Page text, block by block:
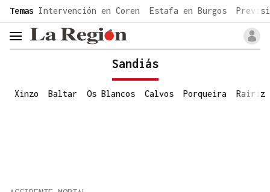
common.go-to-content
Temas Intervención en Coren Estafa en Burgos
header.menu.open
Sandiás
Xinzo Baltar Os Blancos Calvos Porqueira Rairiz